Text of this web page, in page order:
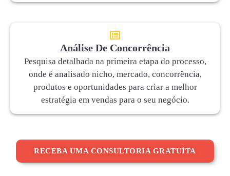
Análise De Concorrência
Pesquisa detalhada na primeira etapa do processo,
onde é analisado nicho, mercado, concorrência,
produtos e oportunidades para criar a melhor
estratégia em vendas para o seu negócio.
RECEBA UMA CONSULTORIA GRATUÍTA